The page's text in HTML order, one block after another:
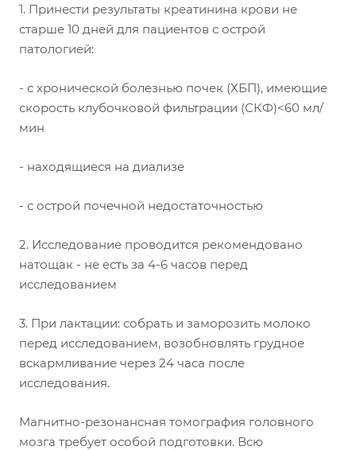
1. Принести результаты креатинина крови не
старше 10 дней для пациентов с острой
патологией:
- с хронической болезнью почек (ХБП), имеющие
скорость клубочковой фильтрации (СКФ)<60 мл/
мин
- находящиеся на диализе
- с острой почечной недостаточностью
2. Исследование проводится рекомендовано
натощак - не есть за 4-6 часов перед
исследованием
3. При лактации: собрать и заморозить молоко
перед исследованием, возобновлять грудное
вскармливание через 24 часа после
исследования.
Магнитно-резонансная томография головного
мозга требует особой подготовки. Всю